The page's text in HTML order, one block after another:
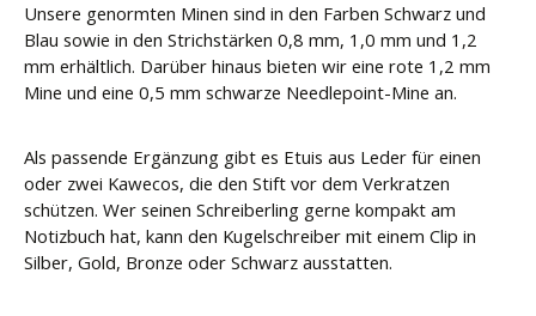
Unsere genormten Minen sind in den Farben Schwarz und
Blau sowie in den Strichstärken 0,8 mm, 1,0 mm und 1,2
mm erhältlich. Darüber hinaus bieten wir eine rote 1,2 mm
Mine und eine 0,5 mm schwarze Needlepoint-Mine an.
Als passende Ergänzung gibt es Etuis aus Leder für einen
oder zwei Kawecos, die den Stift vor dem Verkratzen
schützen. Wer seinen Schreiberling gerne kompakt am
Notizbuch hat, kann den Kugelschreiber mit einem Clip in
Silber, Gold, Bronze oder Schwarz ausstatten.